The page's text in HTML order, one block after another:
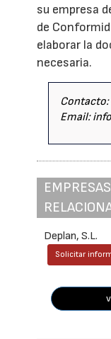
su empresa
de
elaborar la
necesaria.
Email:
Deplan, S.L.
Solicitar